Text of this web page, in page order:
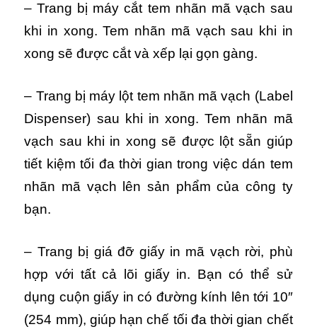
– Trang bị máy cắt tem nhãn mã vạch sau
khi in xong. Tem nhãn mã vạch sau khi in
xong sẽ được cắt và xếp lại gọn gàng.
– Trang bị máy lột tem nhãn mã vạch (Label
Dispenser) sau khi in xong. Tem nhãn mã
vạch sau khi in xong sẽ được lột sẵn giúp
tiết kiệm tối đa thời gian trong việc dán tem
nhãn mã vạch lên sản phẩm của công ty
bạn.
– Trang bị giá đỡ giấy in mã vạch rời, phù
hợp với tất cả lõi giấy in. Bạn có thể sử
dụng cuộn giấy in có đường kính lên tới 10″
(254 mm), giúp hạn chế tối đa thời gian chết